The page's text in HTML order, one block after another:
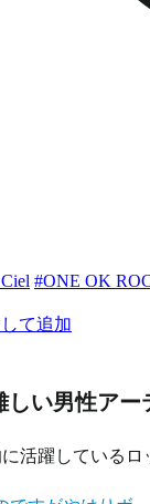
#ONE OK
しい男性ア
活躍している